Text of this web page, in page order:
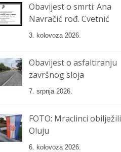
Obavijest o smrti: Ana
Navračić rođ. Cvetnić
3. kolovoza 2026.
Obavijest o asfaltiranju
završnog sloja
7. srpnja 2026.
FOTO: Mraclinci obilježili
Oluju
6. kolovoza 2026.